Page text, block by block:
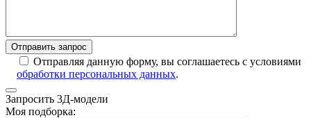
Отправляя данную форму, вы соглашаетесь с условиями
обработки персональных данных.
Запросить 3Д-модели
Моя подборка: